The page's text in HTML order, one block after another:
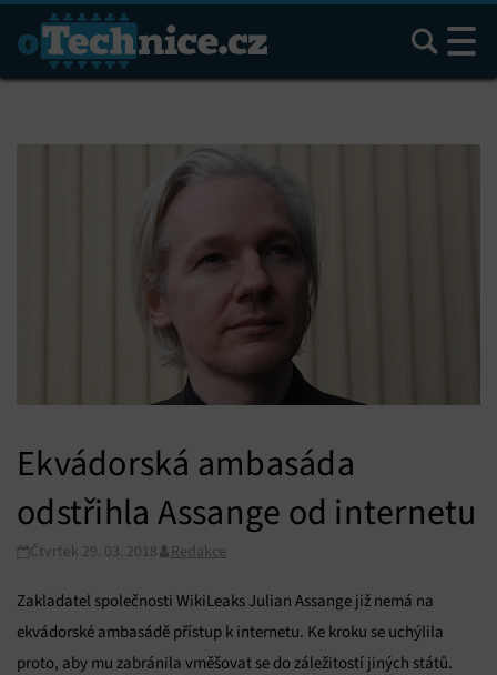
Hledat
Ekvádorská ambasáda
odstřihla Assange od internetu
Čtvrtek 29. 03. 2018 Redakce
Zakladatel společnosti WikiLeaks Julian Assange již nemá na
ekvádorské ambasádě přístup k internetu. Ke kroku se uchýlila
proto, aby mu zabránila vměšovat se do záležitostí jiných států.